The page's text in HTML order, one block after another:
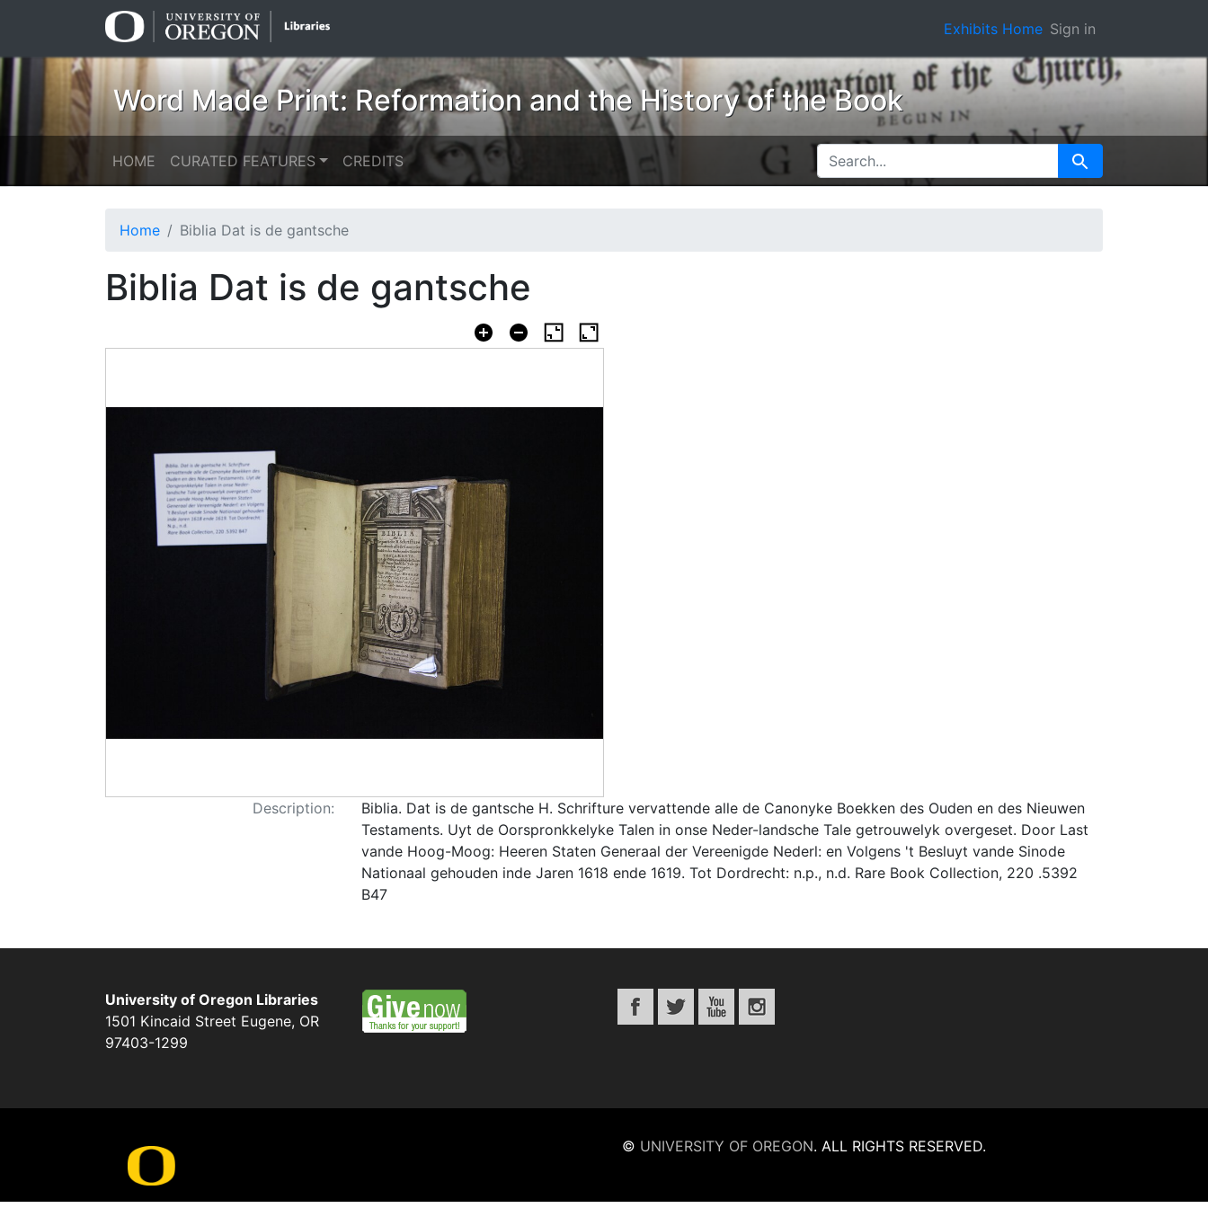
content
Exhibits Home Sign in
Word Made Print: Reformation and the History of the Book
HOME CURATED FEATURES CREDITS SEARCH FOR Search
Home Biblia Dat is de gantsche
Biblia Dat is de gantsche
Description:
Biblia. Dat is de gantsche H. Schrifture vervattende alle de Canonyke Boekken des Ouden en des Nieuwen
Testaments. Uyt de Oorspronkkelyke Talen in onse Neder-landsche Tale getrouwelyk overgeset. Door Last
vande Hoog-Moog: Heeren Staten Generaal der Vereenigde Nederl: en Volgens 't Besluyt vande Sinode
Nationaal gehouden inde Jaren 1618 ende 1619. Tot Dordrecht: n.p., n.d. Rare Book Collection, 220 .5392
B47
University of Oregon Libraries
1501 Kincaid Street Eugene, OR
97403-1299
© UNIVERSITY OF OREGON. ALL RIGHTS RESERVED.